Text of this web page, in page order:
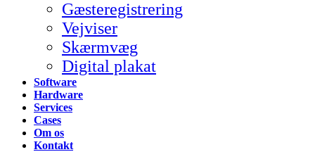
Gæsteregistrering
Vejviser
Skærmvæg
Digital plakat
Software
Hardware
Services
Cases
Om os
Kontakt